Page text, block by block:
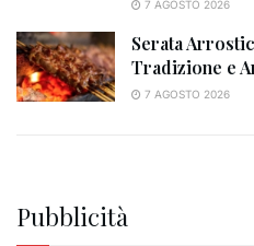
7 AGOSTO 2026
Serata
Tradizione e
7 AGOSTO 2026
Pubblicità